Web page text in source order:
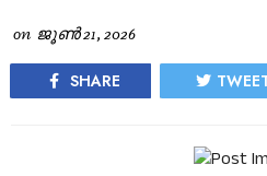
on ജൂൺ 21, 2026
SHARE